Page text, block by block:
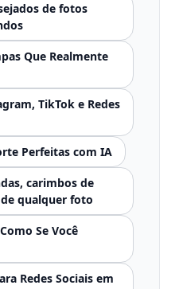
de fotos
Que Realmente
TikTok e Redes
Perfeitas com IA
carimbos de
qualquer foto
Se Você
Redes Sociais em